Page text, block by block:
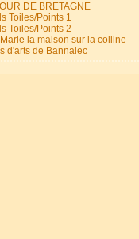
DE BRETAGNE
Toiles/Points 1
Toiles/Points 2
la maison sur la colline
d'arts de Bannalec